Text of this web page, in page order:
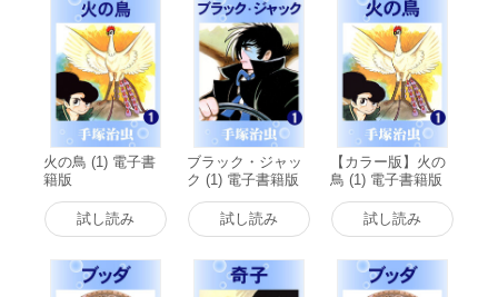
火の鳥 (1) 電子書
籍版
試し読み
ブラック・ジャッ
ク (1) 電子書籍版
試し読み
【カラー版】火の
鳥 (1) 電子書籍版
試し読み